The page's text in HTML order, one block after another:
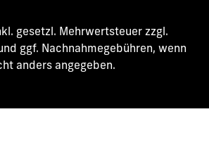
gesetzl. Mehrwertsteuer zzgl.
ggf. Nachnahmegebühren, wenn
anders angegeben.